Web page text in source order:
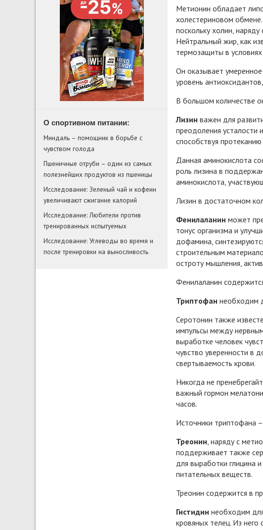
Метионин обладает
холестериновом
поскольку холин,
Нейтральный жир, как
термозащиты в
Он оказывает
уровень
В большом количестве
Лизин важен для
преодоления усталости
способствуя
Данная аминокислота
роль лизина в
аминокислота,
Лизин в достаточном
Фенилаланин может
тонус организма и
дофамина,
строительным
остроту мышления,
Фенилаланин
Триптофан необходим
Серотонин также
импульсы между
выработке человек
чувство уверенности в
свертываемость крови.
Никогда не
важный гормон
часов.
Источники триптофана
Треонин , наряду с
поддерживает также
для выработки глицина
питательных веществ.
Треонин содержится в
Гистидин необходим
кровяных телец. Из
О спортивном питании:
Миндаль – помощник в борьбе с
чувством голода
Пшеничные отруби – один из самых
полезнейших продуктов из пшеницы
Исследование: Зеленый чай и кофеин
увеличивают сжигание калорий
Исследование: Любители против
тренированных испытуемых
Исследование: Углеводы во время и
после тренировки на выносливость